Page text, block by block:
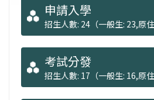
申請入學
招生人數: 24（一般生: 23,原住
考試分發
招生人數: 17（一般生: 16,原住